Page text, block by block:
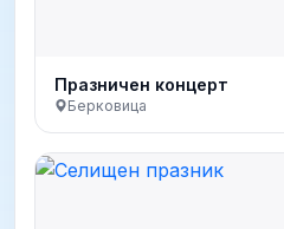
Празничен концерт
Берковица